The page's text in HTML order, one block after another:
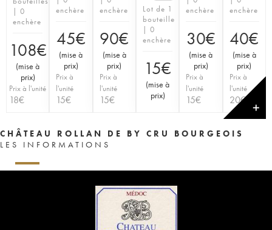
| 0
enchère
108€
(mise à
prix)
Prix à l'unité
18€
enchère
45€
(mise à
prix)
Prix à
l'unité
15€
enchère
90€
(mise à
prix)
Prix à
l'unité
15€
Lot de 1
bouteille
| 0
enchère
15€
(mise à
prix)
enchère
30€
(mise à
prix)
Prix à
l'unité
15€
enchère
40€
(mise à
prix)
Prix à
l'unité
20€
✕
CHÂTEAU ROLLAN DE BY CRU BOURGEOIS
LES INFORMATIONS